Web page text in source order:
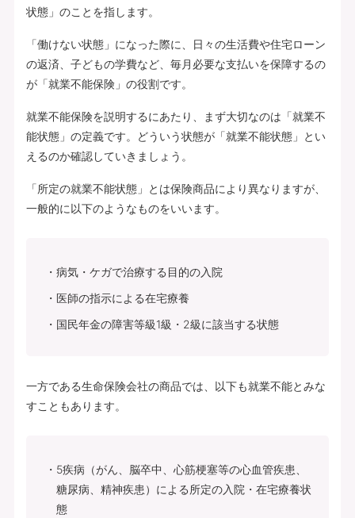
状態」のことを指します。
「働けない状態」になった際に、日々の生活費や住宅ローン
の返済、子どもの学費など、毎月必要な支払いを保障するの
が「就業不能保険」の役割です。
就業不能保険を説明するにあたり、まず大切なのは「就業不
能状態」の定義です。どういう状態が「就業不能状態」とい
えるのか確認していきましょう。
「所定の就業不能状態」とは保険商品により異なりますが、
一般的に以下のようなものをいいます。
病気・ケガで治療する目的の入院
医師の指示による在宅療養
国民年金の障害等級1級・2級に該当する状態
一方である生命保険会社の商品では、以下も就業不能とみな
すこともあります。
5疾病（がん、脳卒中、心筋梗塞等の心血管疾患、
糖尿病、精神疾患）による所定の入院・在宅療養状
態